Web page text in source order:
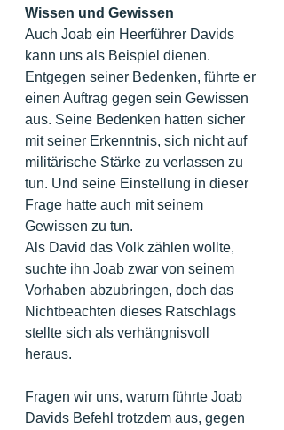
Wissen und Gewissen
Auch Joab ein Heerführer Davids
kann uns als Beispiel dienen.
Entgegen seiner Bedenken, führte er
einen Auftrag gegen sein Gewissen
aus. Seine Bedenken hatten sicher
mit seiner Erkenntnis, sich nicht auf
militärische Stärke zu verlassen zu
tun. Und seine Einstellung in dieser
Frage hatte auch mit seinem
Gewissen zu tun.
Als David das Volk zählen wollte,
suchte ihn Joab zwar von seinem
Vorhaben abzubringen, doch das
Nichtbeachten dieses Ratschlags
stellte sich als verhängnisvoll
heraus.
Fragen wir uns, warum führte Joab
Davids Befehl trotzdem aus, gegen